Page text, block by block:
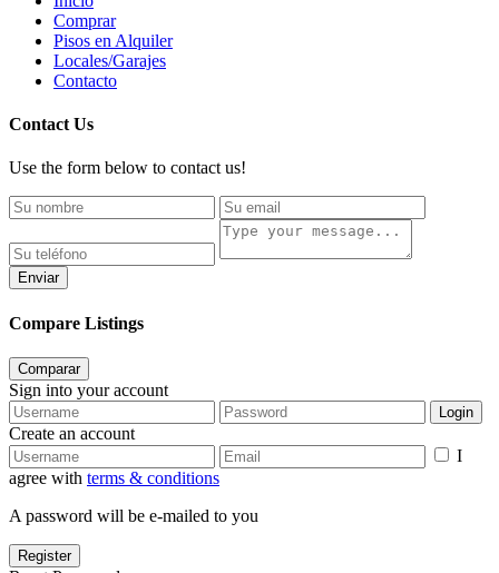
Comprar
Pisos en Alquiler
Locales/Garajes
Contacto
Contact Us
Use the form below to contact us!
Enviar
Compare Listings
Comparar
Sign into your account
Login
Create an account
I
agree with terms & conditions
A password will be e-mailed to you
Register